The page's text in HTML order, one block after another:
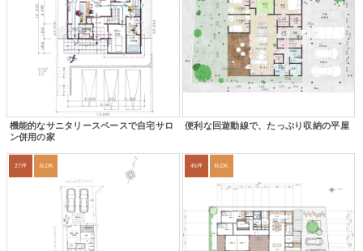
機能的なサニタリースペースで自宅サロ
ン併用の家
便利な回遊動線で、たっぷり収納の平屋
27坪 3LDK 46坪 4LDK